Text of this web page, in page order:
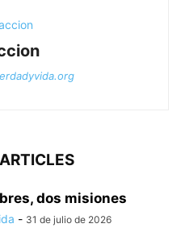
dos misiones
- 31 de julio de 2026